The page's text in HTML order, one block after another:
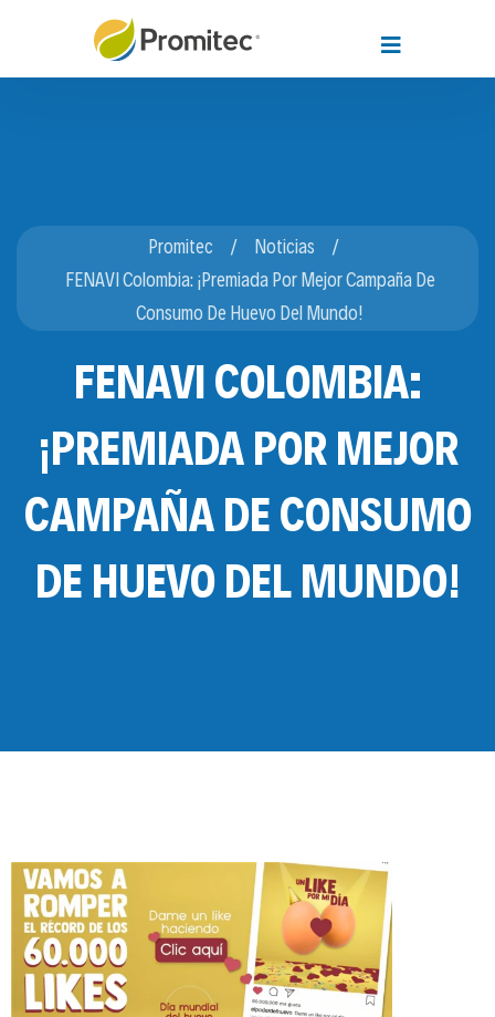
Promitec
Noticias
FENAVI Colombia: ¡Premiada Por Mejor Campaña De
Consumo De Huevo Del Mundo!
FENAVI COLOMBIA:
¡PREMIADA POR MEJOR
CAMPAÑA DE CONSUMO
DE HUEVO DEL MUNDO!